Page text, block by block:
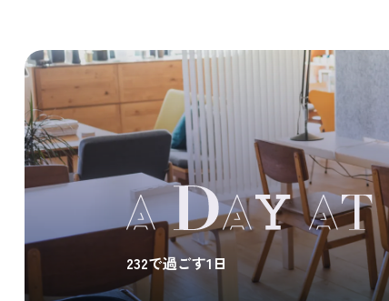
232で過ごす1日